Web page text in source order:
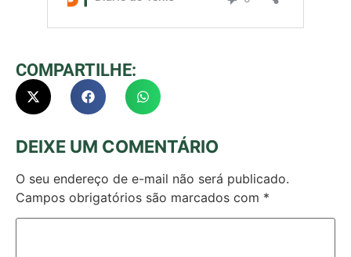
COMPARTILHE:
DEIXE UM COMENTÁRIO
O seu endereço de e-mail não será publicado.
Campos obrigatórios são marcados com *